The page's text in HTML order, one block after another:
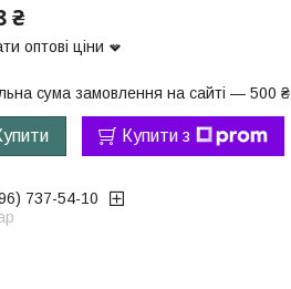
₴
оптові ціни
сума замовлення на сайті — 500 ₴
Купити з
737-54-10